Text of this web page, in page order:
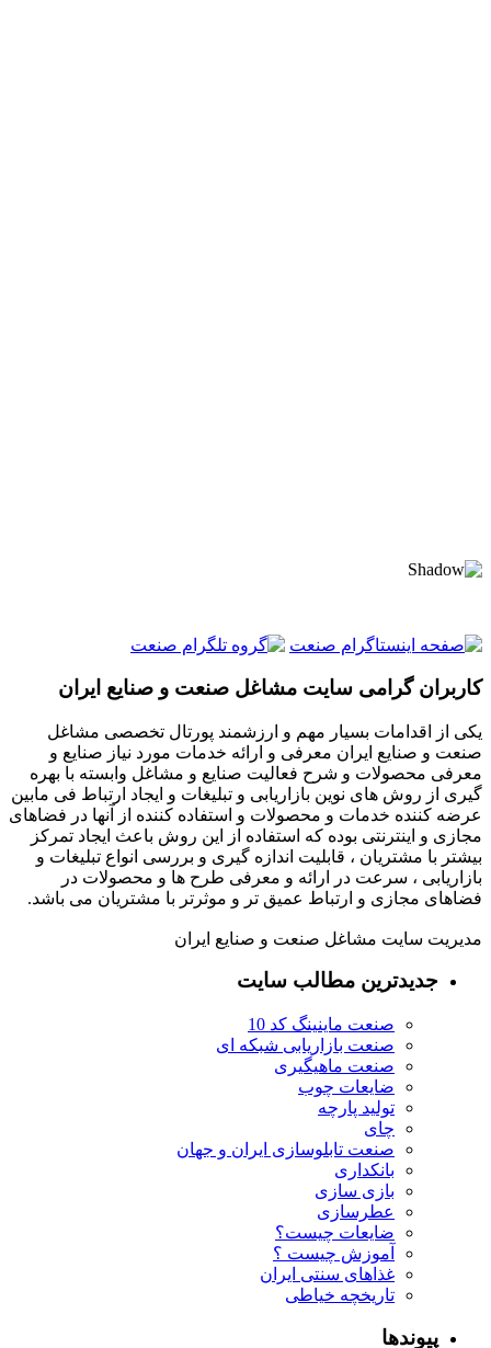
کاربران گرامی سایت مشاغل صنعت و صنایع ایران
یکی از اقدامات بسیار مهم و ارزشمند پورتال تخصصی مشاغل
صنعت و صنایع ایران معرفی و ارائه خدمات مورد نیاز صنایع و
معرفی محصولات و شرح فعالیت صنایع و مشاغل وابسته با بهره
گیری از روش های نوین بازاریابی و تبلیغات و ایجاد ارتباط فی مابین
عرضه کننده خدمات و محصولات و استفاده کننده از آنها در فضاهای
مجازی و اینترنتی بوده که استفاده از این روش باعث ایجاد تمرکز
بیشتر با مشتریان ، قابلیت اندازه گیری و بررسی انواع تبلیغات و
بازاریابی ، سرعت در ارائه و معرفی طرح ها و محصولات در
فضاهای مجازی و ارتباط عمیق تر و موثرتر با مشتریان می باشد.
مدیریت سایت مشاغل صنعت و صنایع ایران
جدیدترین مطالب سایت
صنعت ماینینگ کد 10
صنعت بازاریابی شبکه ای
صنعت ماهیگیری
ضایعات چوب
تولید پارچه
چای
صنعت تابلوسازی ایران و جهان
بانکداری
بازی سازی
عطرسازی
ضایعات چیست؟
آموزش چیست ؟
غذاهای سنتی ایران
تاریخچه خیاطی
پیوندها